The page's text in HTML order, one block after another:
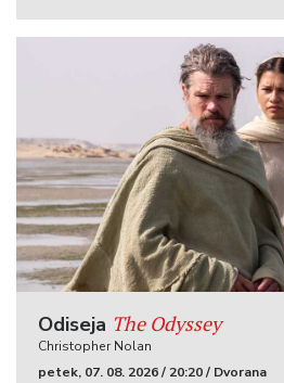
Odiseja The Odyssey
Christopher Nolan
petek, 07. 08. 2026 / 20:20 / Dvorana